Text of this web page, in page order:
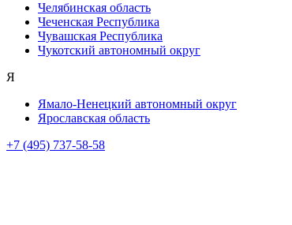
Челябинская область
Чеченская Республика
Чувашская Республика
Чукотский автономный округ
Я
Ямало-Ненецкий автономный округ
Ярославская область
+7 (495) 737-58-58